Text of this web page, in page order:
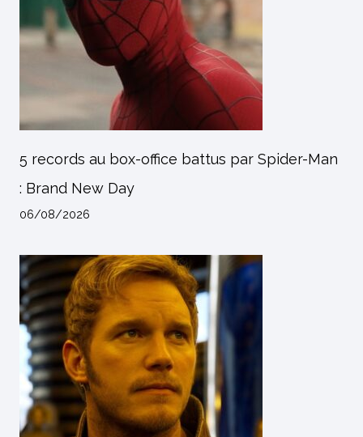
5 records au box-office battus par Spider-Man
: Brand New Day
06/08/2026